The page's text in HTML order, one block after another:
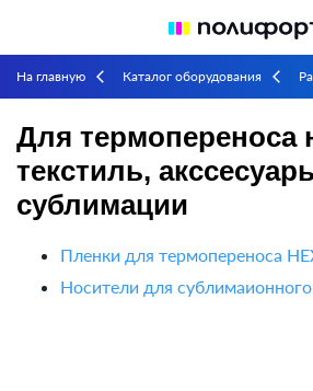
На главную arrow_back_ios Каталог оборудования arrow_back_ios
Для термопереноса
текстиль,
сублимации
Пленки для термопереноса
Носители для